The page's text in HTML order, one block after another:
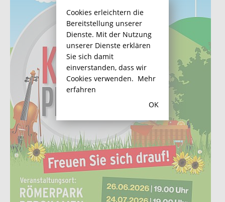
Cookies erleichtern die
Bereitstellung unserer
Dienste. Mit der Nutzung
unserer Dienste erklären
Sie sich damit
einverstanden, dass wir
Cookies verwenden. Mehr
erfahren
OK